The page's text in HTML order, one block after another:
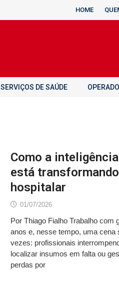
HOME
SERVIÇOS DE SAÚDE
Como a
está
hospitalar
01/07/2026
Por Thiago Fialho Trabalho com
anos e, nesse tempo, uma cena
vezes: profissionais
localizar insumos em falta ou
perdas por